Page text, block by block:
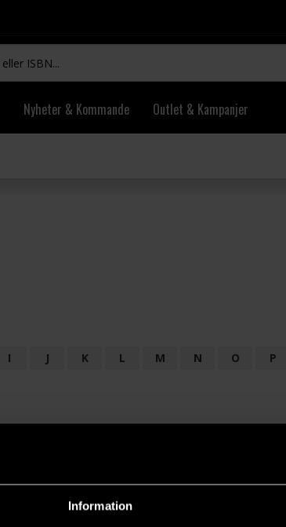
Information
Nyheter & Kommande Outlet & Kampanjer
I J K L M N O P